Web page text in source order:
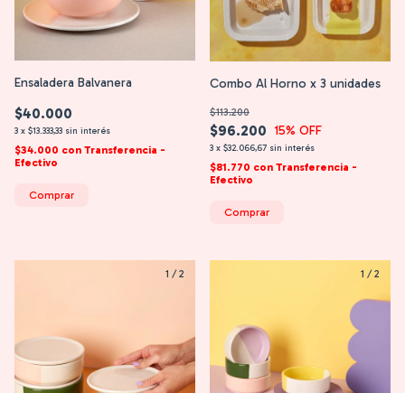
Ensaladera Balvanera
$40.000
3 x $13.333,33 sin interés
$34.000 con Transferencia -
Efectivo
Comprar
Combo Al Horno x 3 unidades
$96.200
$113.200
15% OFF
3 x $32.066,67 sin interés
$81.770 con Transferencia -
Efectivo
Comprar
1 /2 1 /2